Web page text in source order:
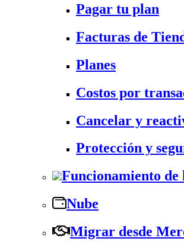
Pagar tu plan
Facturas de
Planes
Costos por
Cancelar y
Protección y
Funcionamiento de
Nube
Migrar desde